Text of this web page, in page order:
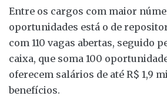
Entre os cargos com maior
oportunidades está o de
com 110 vagas abertas, seguido
caixa, que soma 100
oferecem salários de até R$ 1,9
benefícios.